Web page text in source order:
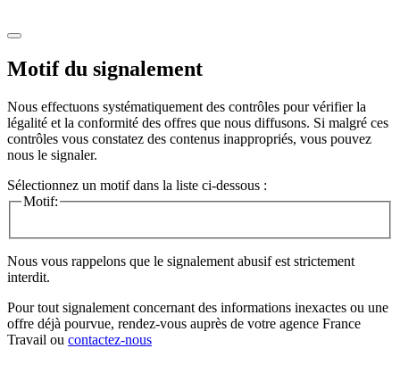
Motif du signalement
Nous effectuons systématiquement des contrôles pour vérifier la
légalité et la conformité des offres que nous diffusons. Si malgré ces
contrôles vous constatez des contenus inappropriés, vous pouvez
nous le signaler.
Sélectionnez un motif dans la liste ci-dessous :
Motif:
Nous vous rappelons que le signalement abusif est strictement
interdit.
Pour tout signalement concernant des informations inexactes ou une
offre déjà pourvue, rendez-vous auprès de votre agence France
Travail ou contactez-nous